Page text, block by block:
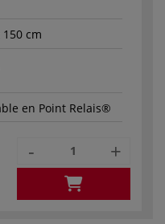
150 cm
en Point Relais®
- +